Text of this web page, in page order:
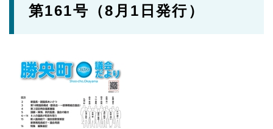
第161号（8月1日発行）